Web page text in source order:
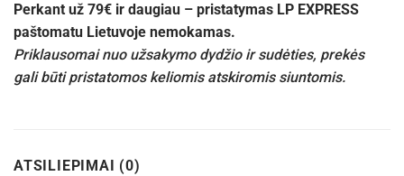
Perkant už 79€ ir daugiau – pristatymas LP EXPRESS
paštomatu Lietuvoje nemokamas.
Priklausomai nuo užsakymo dydžio ir sudėties, prekės
gali būti pristatomos keliomis atskiromis siuntomis.
ATSILIEPIMAI (0)